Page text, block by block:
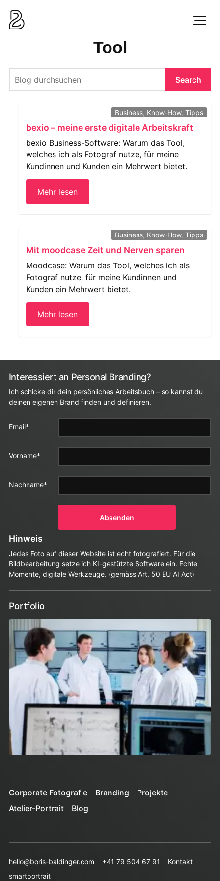
Inhalt
springen
Tool
Search
bexio – meine erste digitale Arbeitskraft
Business Know-How,Tipps
bexio Business-Software: Warum das Tool,
welches ich als Fotograf nutze, für meine
Kundinnen und Kunden ein Mehrwert bietet.
Mehr lesen
Mit moodcase Zeit und Nerven sparen
Business Know-How,Tipps
Moodcase: Warum das Tool, welches ich als
Fotograf nutze, für meine Kundinnen und
Kunden ein Mehrwert bietet.
Mehr lesen
Interessiert an Personal Branding?
Ich schicke dir dein persönliches Arbeitsbuch – so kannst du
deinen eigenen Brand finden und definieren.
Instagram
Dieses Feld
und sollte
Email*
Vorname*
Nachname*
Absenden
Hinweis
Jedes Foto auf dieser Website ist echt fotografiert. Für die
Bildbearbeitung setze ich KI-gestützte Software ein. Echte
Momente, digitale Werkzeuge. (gemäss Art. 50 EU AI Act)
Portfolio
Corporate Fotografie Branding
Projekte
Atelier-Portrait
Blog
hello@boris-baldinger.com +41 79 504 67 91
Kontakt
smartportrait